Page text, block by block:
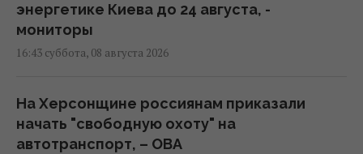
энергетике Киева до 24 августа, -
мониторы
16:43 суббота, 08 августа 2026
На Херсонщине россиянам приказали
начать "свободную охоту" на
автотранспорт, – ОВА